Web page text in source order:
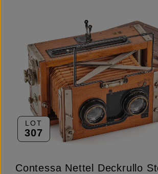
LOT
307
Contessa Nettel Deckrullo